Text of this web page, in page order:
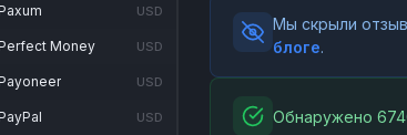
USD
Money USD
USD
USD
Мы скрыли
блоге.
Обнаружено